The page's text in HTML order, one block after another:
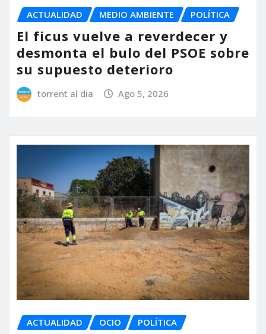
ACTUALIDAD MEDIO AMBIENTE POLÍTICA
El ficus vuelve a reverdecer y
desmonta el bulo del PSOE sobre
su supuesto deterioro
torrent al dia Ago 5, 2026
ACTUALIDAD OCIO POLÍTICA